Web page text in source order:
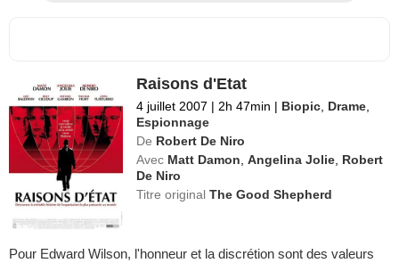
Raisons d'Etat
4 juillet 2007 | 2h 47min | Biopic Drame
Espionnage
De Robert De Niro
Avec Matt Damon ,Angelina Jolie Robert
De Niro
Titre originalThe Good Shepherd
Pour Edward Wilson, l'honneur et la discrétion sont des valeurs